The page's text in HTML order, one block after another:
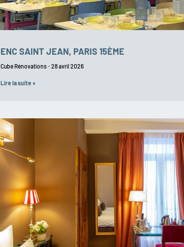
ENC SAINT JEAN, PARIS 15ÈME
Cube Rénovations 28 avril 2026
Lire la suite »